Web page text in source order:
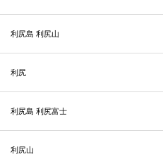
利尻島 利尻山
利尻
利尻島 利尻富士
利尻山